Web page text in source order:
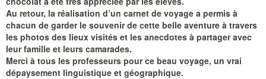
Au retour, la réalisation d’un carnet de voyage a permis à
chacun de garder le souvenir de cette belle aventure à travers
les photos des lieux visités et les anecdotes à partager avec
leur famille et leurs camarades.
Merci à tous les professeurs pour ce beau voyage, un vrai
dépaysement linguistique et géographique.